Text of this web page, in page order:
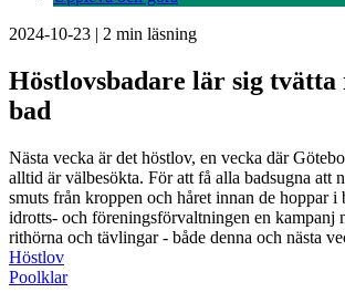
2024-10-23 | 2 min läsning
Höstlovsbadare lär sig
bad
Nästa vecka är det höstlov, en vecka där
alltid är välbesökta. För att få alla badsugna att
smuts från kroppen och håret innan de hoppar i
idrotts- och föreningsförvaltningen en kampanj
rithörna och tävlingar - både denna och nästa
Höstlov
Poolklar